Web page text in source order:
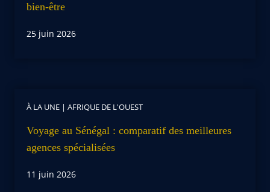
bien-être
25 juin 2026
À LA UNE | AFRIQUE DE L'OUEST
Voyage au Sénégal : comparatif des meilleures
agences spécialisées
11 juin 2026